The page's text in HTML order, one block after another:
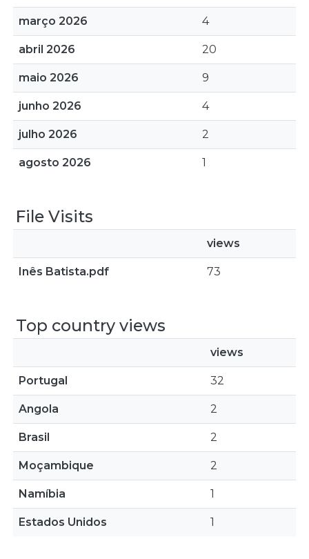
março 2026 4
abril 2026 20
maio 2026 9
junho 2026 4
julho 2026 2
agosto 2026 1
File Visits
views
Inês Batista.pdf 73
Top country views
views
Portugal 32
Angola 2
Brasil 2
Moçambique 2
Namíbia 1
Estados Unidos 1